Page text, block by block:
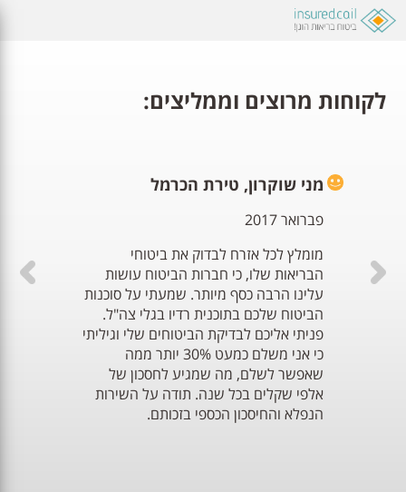
לקוחות מרוצים וממליצים:
מני שוקרון, טירת הכרמל
פברואר 2017
מומלץ לכל אזרח לבדוק את ביטוחי
הבריאות שלו, כי חברות הביטוח עושות
עלינו הרבה כסף מיותר. שמעתי על סוכנות
הביטוח שלכם בתוכנית רדיו בגלי צה"ל.
פניתי אליכם לבדיקת הביטוחים שלי וגיליתי
כי אני משלם כמעט 30% יותר ממה
שאפשר לשלם, מה שמגיע לחסכון של
אלפי שקלים בכל שנה. תודה על השירות
הנפלא והחיסכון הכספי בזכותם.